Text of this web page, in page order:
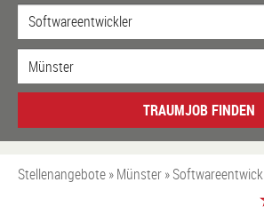
TRAUMJOB FINDEN
Stellenangebote Münster Softwareentwickler